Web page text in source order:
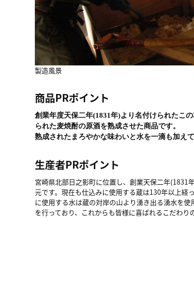
製造風景
商品PRポイント
創業年度天保二年(1831年)より名付けられたこ
られた麦焼酎の原酒を熟成させた商
熟成されたまろやかな味わいと水を一滴も加え
生産者PRポイント
宮崎県北部日之影町に位置し、創業天保二年(1831
元です。現在も仕込みに使用する蔵は130年以上経
に使用する水は蔵の対岸の山より湧き出る湧水を
を行っており、これからも皆様に喜ばれるこだわり